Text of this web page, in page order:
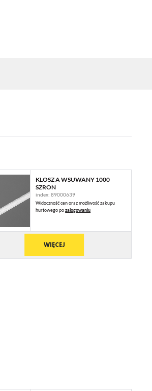
KLOSZ A WSUWANY 1000
SZRON
index: 89000639
Widoczność cen oraz możliwość zakupu
hurtowego pozalogowaniu
WIĘCEJ